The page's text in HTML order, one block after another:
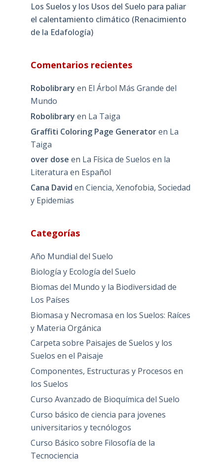
Los Suelos y los Usos del Suelo para paliar
el calentamiento climático (Renacimiento
de la Edafología)
Comentarios recientes
Robolibrary en El Árbol Más Grande del
Mundo
Robolibrary en La Taiga
Graffiti Coloring Page Generatoren La
Taiga
over dose en La Física de Suelos en la
Literatura en Español
Cana David en Ciencia, Xenofobia, Sociedad
y Epidemias
Categorías
Año Mundial del Suelo
Biología y Ecología del Suelo
Biomas del Mundo y la Biodiversidad de
Los Países
Biomasa y Necromasa en los Suelos: Raíces
y Materia Orgánica
Carpeta sobre Paisajes de Suelos y los
Suelos en el Paisaje
Componentes, Estructuras y Procesos en
los Suelos
Curso Avanzado de Bioquímica del Suelo
Curso básico de ciencia para jovenes
universitarios y tecnólogos
Curso Básico sobre Filosofía de la
Tecnociencia